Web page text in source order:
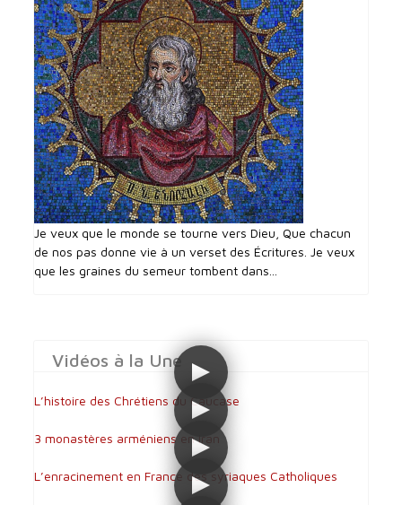
Je veux que le monde se tourne vers Dieu, Que chacun
de nos pas donne vie à un verset des Écritures. Je veux
que les graines du semeur tombent dans...
Vidéos à la Une
L’histoire des Chrétiens du Caucase
3 monastères arméniens en Iran
L’enracinement en France des syriaques Catholiques